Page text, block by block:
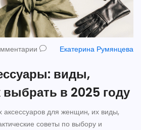
Екатерина Румянцева
виды,
в 2025 году
аксессуаров для женщин, их виды,
советы по выбору и